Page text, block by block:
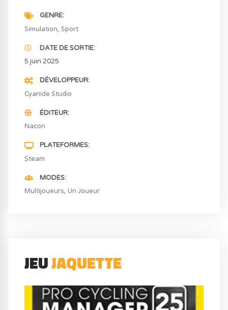
GENRE
Simulation Sport
DATE DE SORTIE
5 juin 2025
DÉVELOPPEUR
Cyanide Studio
ÉDITEUR
Nacon
PLATEFORMES
Steam
MODES
Multijoueurs Un Joueur
JEUJAQUETTE